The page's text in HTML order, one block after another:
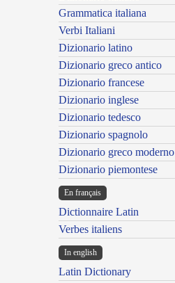
Grammatica italiana
Verbi Italiani
Dizionario latino
Dizionario greco antico
Dizionario francese
Dizionario inglese
Dizionario tedesco
Dizionario spagnolo
Dizionario greco moderno
Dizionario piemontese
En français
Dictionnaire Latin
Verbes italiens
In english
Latin Dictionary